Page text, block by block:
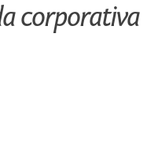
corporativa